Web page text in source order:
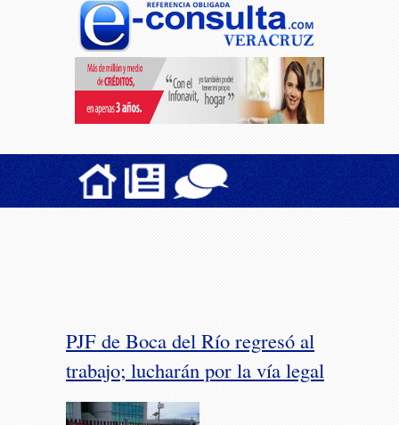
PJF de Boca del Río regresó al
trabajo; lucharán por la vía legal